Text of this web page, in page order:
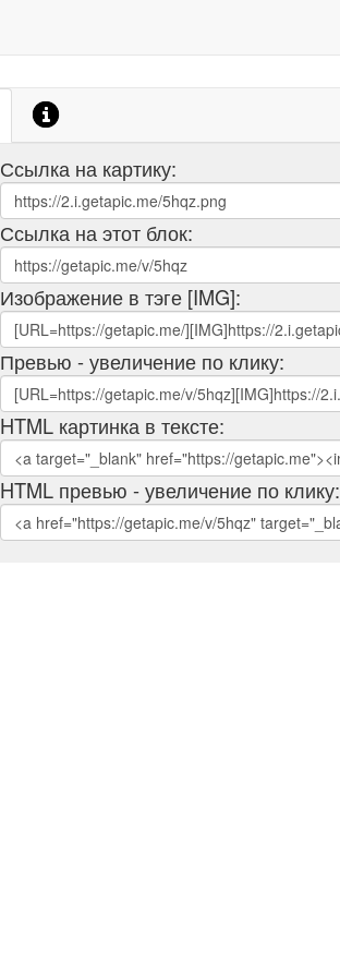
Ссылка на картику:
Ссылка на этот блок:
Изображение в тэге [IMG]:
Превью - увеличение по клику:
HTML картинка в тексте:
HTML превью - увеличение по клику: